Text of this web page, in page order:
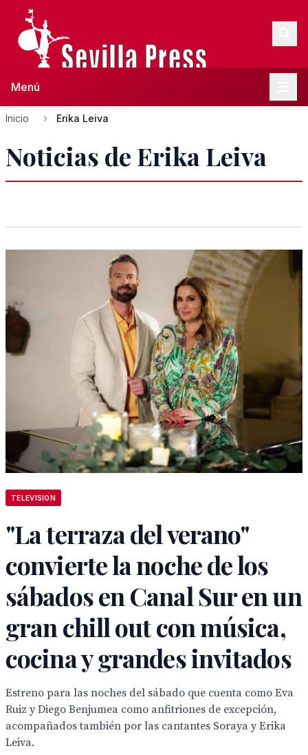
Menú
Inicio Erika Leiva
Noticias de Erika Leiva
TELEVISION
"La terraza del verano"
convierte la noche de los
sábados en Canal Sur en un
gran chill out con música,
cocina y grandes invitados
Estreno para las noches del sábado que cuenta como Eva
Ruiz y Diego Benjumea como anfitriones de excepción,
acompañados también por las cantantes Soraya y Erika
Leiva.